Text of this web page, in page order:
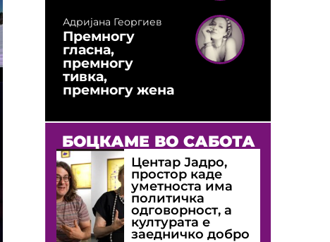
Адријана Георгиев
Премногу
гласна,
премногу
тивка,
премногу жена
БОЦКАМЕ ВО САБОТА
Центар Јадро,
простор каде
уметноста има
политичка
одговорност, а
културата е
заедничко добро